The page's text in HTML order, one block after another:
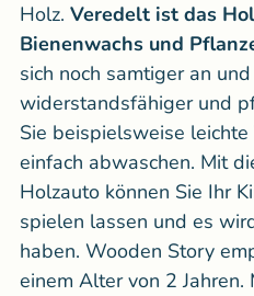
Holz. Veredelt ist das
Bienenwachs und
sich noch samtiger an
widerstandsfähiger und
Sie beispielsweise leichte
einfach abwaschen. Mit
Holzauto können Sie Ihr
spielen lassen und es
haben. Wooden Story
einem Alter von 2 Jahren.